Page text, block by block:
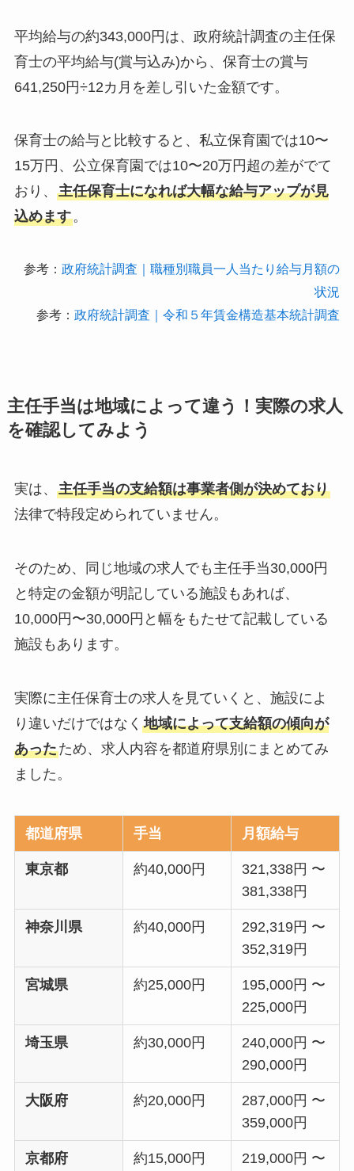
平均給与の約343,000円は、政府統計調査の主任保
育士の平均給与(賞与込み)から、保育士の賞与
641,250円÷12カ月を差し引いた金額です。
保育士の給与と比較すると、私立保育園では10〜
15万円、公立保育園では10〜20万円超の差がでて
おり、 主任保育士になれば大幅な給与アップが見
込めます。
参考：政府統計調査｜職種別職員一人当たり給与月額の
状況
参考：政府統計調査｜令和５年賃金構造基本統計調査
主任手当は地域によって違う！実際の求人
を確認してみよう
実は、 主任手当の支給額は事業者側が決めており
法律で特段定められていません。
そのため、同じ地域の求人でも主任手当30,000円
と特定の金額が明記している施設もあれば、
10,000円〜30,000円と幅をもたせて記載している
施設もあります。
実際に主任保育士の求人を見ていくと、施設によ
り違いだけではなく 地域によって支給額の傾向が
あったため、求人内容を都道府県別にまとめてみ
ました。
都道府県 手当 月額給与
東京都 約40,000円
321,338円 〜
381,338円
神奈川県 約40,000円
292,319円 〜
352,319円
宮城県 約25,000円
195,000円 〜
225,000円
埼玉県 約30,000円
240,000円 〜
290,000円
大阪府 約20,000円
287,000円 〜
359,000円
京都府 約15,000円
219,000円 〜